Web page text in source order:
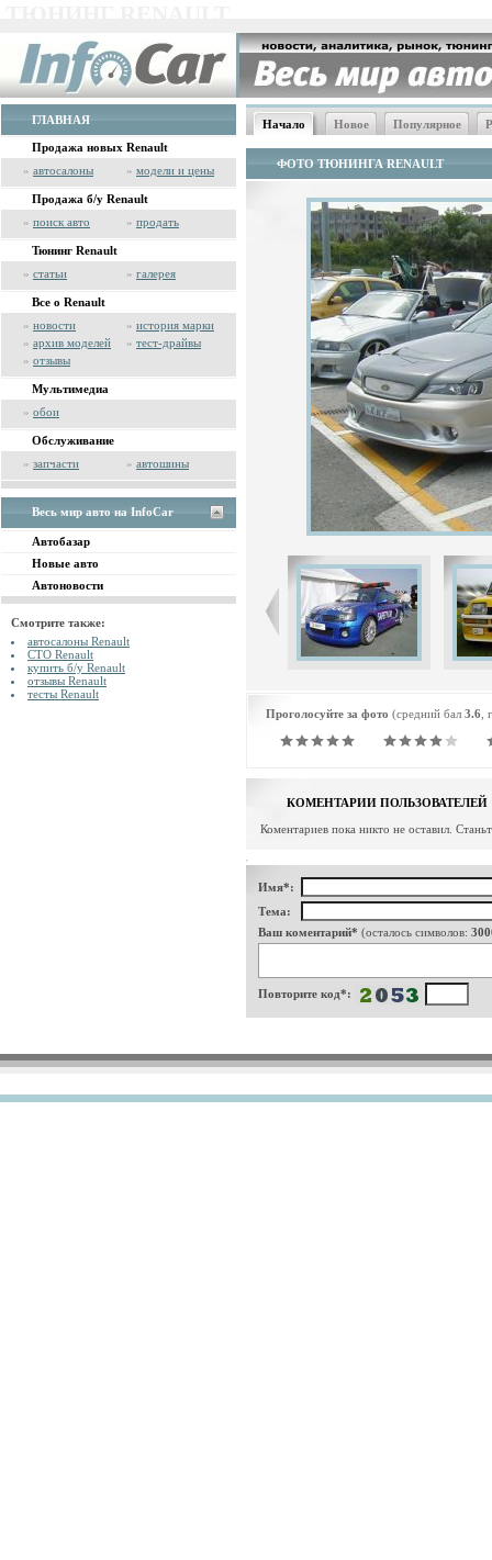
ГЛАВНАЯ
Продажа новых Renault
» автосалоны » модели и цены
Продажа б/у Renault
» поиск авто » продать
Тюнинг Renault
» статьи » галерея
Все о Renault
» новости » история марки
» архив моделей » тест-драйвы
» отзывы
Мультимедиа
» обои
Обслуживание
» запчасти » автошины
Весь мир авто на InfoCar
Автобазар
Новые авто
Автоновости
Смотрите также:
автосалоны Renault
СТО Renault
купить б/у Renault
отзывы Renault
тесты Renault
Начало Новое Популярное
ФОТО ТЮНИНГА RENAULT
Проголосуйте за фото (средний бал 3.6
КОМЕНТАРИИ ПОЛЬЗОВАТЕЛЕЙ
Коментариев пока никто не оставил.
Имя*:
Тема:
Ваш коментарий* (осталось символов:
Повторите код*: